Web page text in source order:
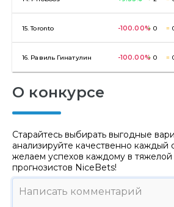
15.Toronto -100.00%
+ 0 =
16. Равиль Гинатулин -100.00%
+ 0 =
О конкурсе
Старайтесь выбирать выгодные
анализируйте качественно каждый
желаем успехов каждому в тяжелой
прогнозистов NiceBets!